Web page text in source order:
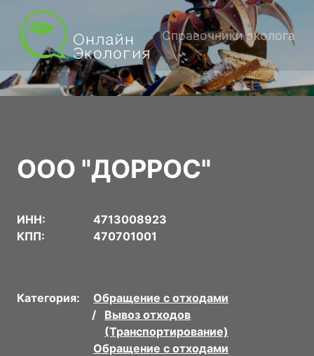
Справочники эколога
ООО "ДОРРОС"
ИНН:
4713008923
КПП:
470701001
Категория:
Обращение с отходами
Вывоз отходов
(Транспортирование)
Обращение с отходами